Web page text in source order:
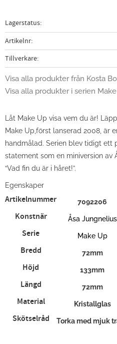
Lagerstatus
Artikelnr
Tillverkare
Visa alla produkter från Kosta
Visa alla produkter i serien
Låt Make Up visa vem du är!
Make Up,först lanserad 2008, är
handmålad. Serien blev tidigt ett
statement som en miniversion av
“Vad fin du är i håret!”.
Egenskaper
Artikelnummer 7092206
Konstnär Åsa Jungnelius
Serie Make Up
Bredd 72mm
Höjd 133mm
Längd 72mm
Material Kristallglas
Skötselråd Torka med mjuk